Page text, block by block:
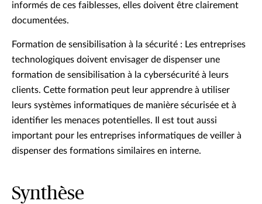
informés de ces faiblesses, elles doivent être clairement
documentées.
Formation de sensibilisation à la sécurité : Les entreprises
technologiques doivent envisager de dispenser une
formation de sensibilisation à la cybersécurité à leurs
clients. Cette formation peut leur apprendre à utiliser
leurs systèmes informatiques de manière sécurisée et à
identifier les menaces potentielles. Il est tout aussi
important pour les entreprises informatiques de veiller à
dispenser des formations similaires en interne.
Synthèse